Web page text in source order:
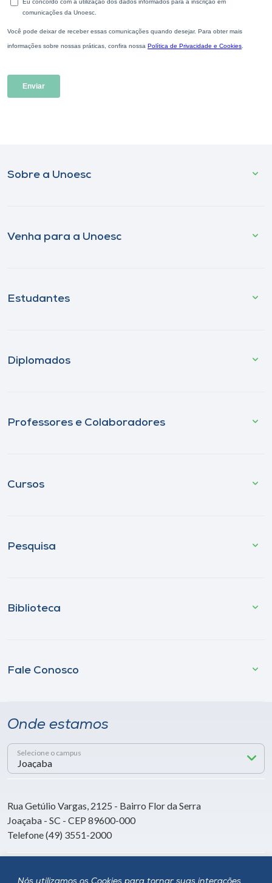
Nós utilizamos os Cookies para tornar suas interações
Sobre a Unoesc
Venha para a Unoesc
Estudantes
Diplomados
Professores e Colaboradores
Cursos
Pesquisa
Biblioteca
Fale Conosco
Onde estamos
Selecione o campus
Rua Getúlio Vargas, 2125 - Bairro Flor da Serra
Joaçaba - SC - CEP 89600-000
Telefone (49) 3551-2000
Siga a Unoesc